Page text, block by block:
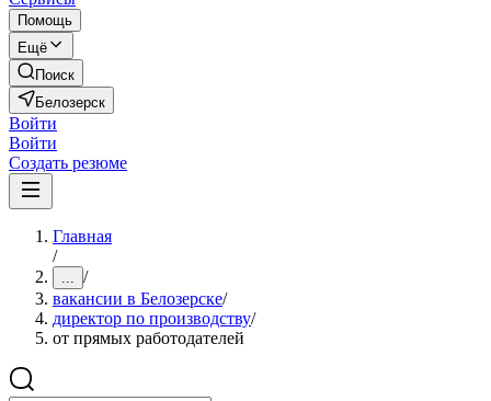
Помощь
Ещё
Поиск
Белозерск
Войти
Войти
Создать резюме
Главная
/
... /
вакансии в Белозерске/
директор по производству/
от прямых работодателей